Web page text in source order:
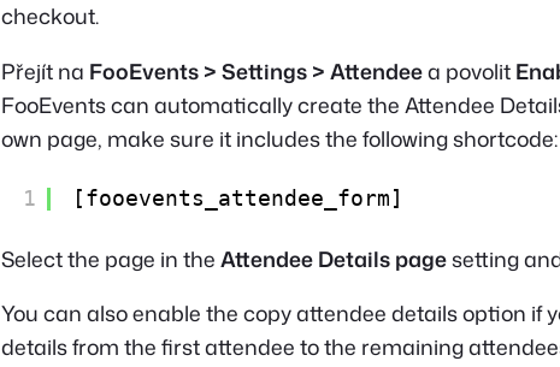
checkout.
Přejít na FooEvents > Settings > Attendeea povolit
FooEvents can automatically create the Attendee
own page, make sure it includes the following shortcode:
1 [fooevents_attendee_form]
Select the page in the Attendee Details pagesetting
You can also enable the copy attendee details option if
details from the first attendee to the remaining